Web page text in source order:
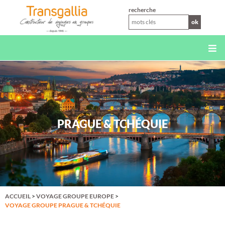
recherche
ok
PRAGUE & TCHÉQUIE
ACCUEIL > VOYAGE GROUPE EUROPE >
VOYAGE GROUPE PRAGUE & TCHÉQUIE